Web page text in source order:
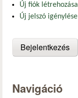
Új fiók létrehozása
Új jelszó igénylése
Navigáció